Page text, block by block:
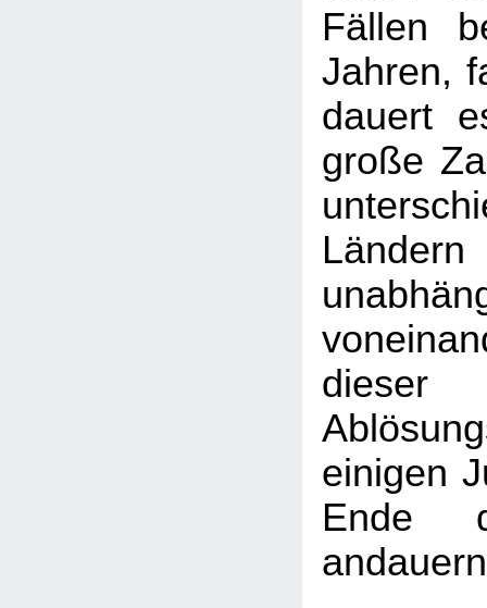
Fällen
Jahren,
dauert
große
einigen
Ende